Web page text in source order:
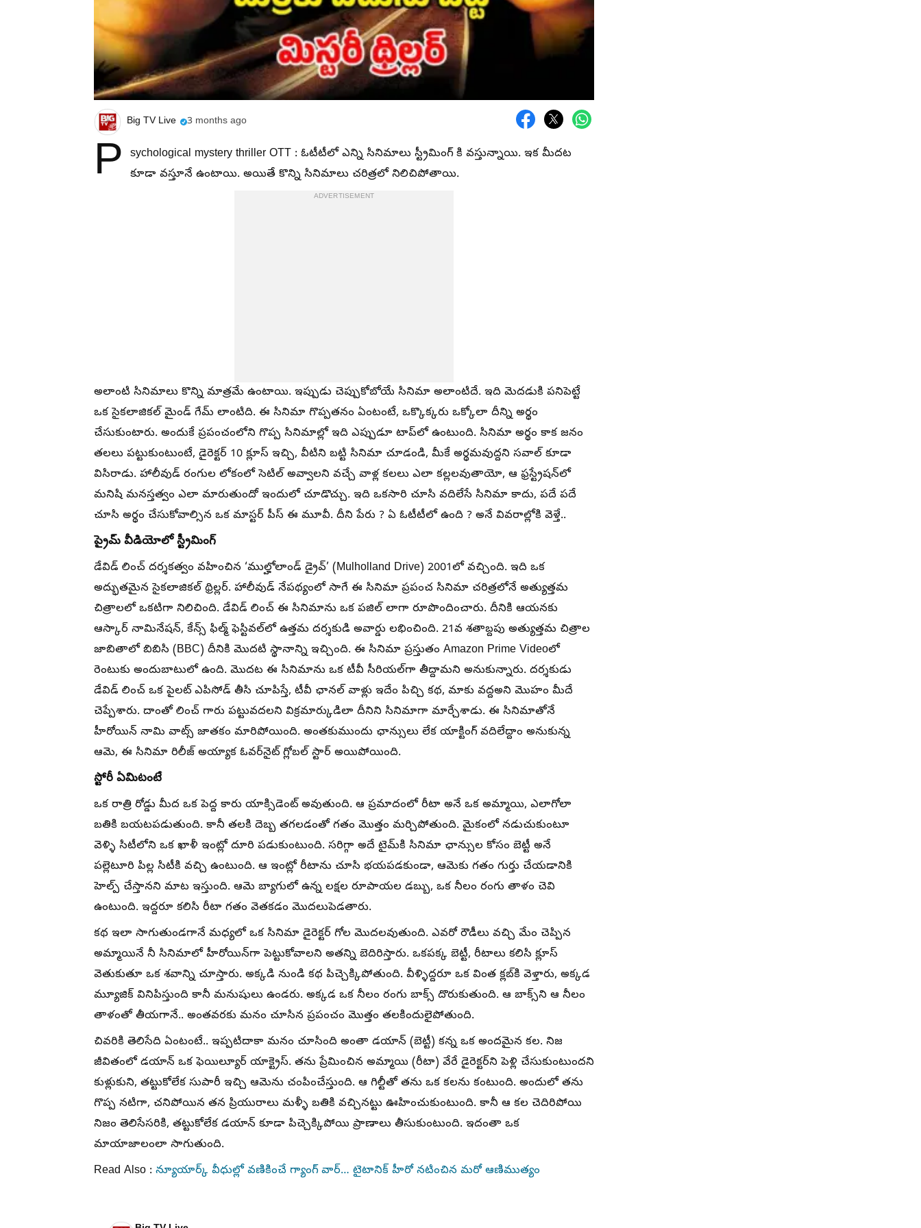
Big TV Live 3 months ago
P sychological mystery thriller OTT : ఓటీటీలో ఎన్ని సినిమాలు స్ట్రీమింగ్ కి వస్తున్నాయి. ఇక మీదట
కూడా వస్తూనే ఉంటాయి. అయితే కొన్ని సినిమాలు చరిత్రలో నిలిచిపోతాయి.
ADVERTISEMENT
అలాంటి సినిమాలు కొన్ని మాత్రమే ఉంటాయి. ఇప్పుడు చెప్పుకోబోయే సినిమా అలాంటిదే. ఇది మెదడుకి పనిపెట్టే
ఒక సైకలాజికల్ మైండ్ గేమ్ లాంటిది. ఈ సినిమా గొప్పతనం ఏంటంటే, ఒక్కొక్కరు ఒక్కోలా దీన్ని అర్థం
చేసుకుంటారు. అందుకే ప్రపంచంలోని గొప్ప సినిమాల్లో ఇది ఎప్పుడూ టాప్‌లో ఉంటుంది. సినిమా అర్థం కాక జనం
తలలు పట్టుకుంటుంటే, డైరెక్టర్ 10 క్లూస్ ఇచ్చి, వీటిని బట్టి సినిమా చూడండి, మీకే అర్థమవుద్దని సవాల్ కూడా
విసిరాడు. హాలీవుడ్ రంగుల లోకంలో సెటిల్ అవ్వాలని వచ్చే వాళ్ల కలలు ఎలా కల్లలవుతాయో, ఆ ఫ్రస్ట్రేషన్‌లో
మనిషి మనస్తత్వం ఎలా మారుతుందో ఇందులో చూడొచ్చు. ఇది ఒకసారి చూసి వదిలేసే సినిమా కాదు, పదే పదే
చూసి అర్థం చేసుకోవాల్సిన ఒక మాస్టర్ పీస్ ఈ మూవీ. దీని పేరు ? ఏ ఓటీటీలో ఉంది ? అనే వివరాల్లోకి వెళ్తే..
ప్రైమ్ వీడియోలో స్ట్రీమింగ్
డేవిడ్ లించ్ దర్శకత్వం వహించిన ‘ముల్హోలాండ్ డ్రైవ్’ (Mulholland Drive) 2001లో వచ్చింది. ఇది ఒక
అద్భుతమైన సైకలాజికల్ థ్రిల్లర్. హాలీవుడ్ నేపథ్యంలో సాగే ఈ సినిమా ప్రపంచ సినిమా చరిత్రలోనే అత్యుత్తమ
చిత్రాలలో ఒకటిగా నిలిచింది. డేవిడ్ లించ్ ఈ సినిమాను ఒక పజిల్ లాగా రూపొందించారు. దీనికి ఆయనకు
ఆస్కార్ నామినేషన్, కేన్స్ ఫిల్మ్ ఫెస్టివల్‌లో ఉత్తమ దర్శకుడి అవార్డు లభించింది. 21వ శతాబ్దపు అత్యుత్తమ చిత్రాల
జాబితాలో బిబిసి (BBC) దీనికి మొదటి స్థానాన్ని ఇచ్చింది. ఈ సినిమా ప్రస్తుతం Amazon Prime Videoలో
రెంటుకు అందుబాటులో ఉంది. మొదట ఈ సినిమాను ఒక టీవీ సీరియల్‌గా తీద్దామని అనుకున్నారు. దర్శకుడు
డేవిడ్ లించ్ ఒక పైలట్ ఎపిసోడ్ తీసి చూపిస్తే, టీవీ ఛానల్ వాళ్లు ఇదేం పిచ్చి కథ, మాకు వద్దఅని మొహం మీదే
చెప్పేశారు. దాంతో లించ్ గారు పట్టువదలని విక్రమార్కుడిలా దీనిని సినిమాగా మార్చేశాడు. ఈ సినిమాతోనే
హీరోయిన్ నామి వాట్స్ జాతకం మారిపోయింది. అంతకుముందు ఛాన్సులు లేక యాక్టింగ్ వదిలేద్దాం అనుకున్న
ఆమె, ఈ సినిమా రిలీజ్ అయ్యాక ఓవర్‌నైట్ గ్లోబల్ స్టార్ అయిపోయింది.
స్టోరీ ఏమిటంటే
ఒక రాత్రి రోడ్డు మీద ఒక పెద్ద కారు యాక్సిడెంట్ అవుతుంది. ఆ ప్రమాదంలో రీటా అనే ఒక అమ్మాయి, ఎలాగోలా
బతికి బయటపడుతుంది. కానీ తలకి దెబ్బ తగలడంతో గతం మొత్తం మర్చిపోతుంది. మైకంలో నడుచుకుంటూ
వెళ్ళి సిటీలోని ఒక ఖాళీ ఇంట్లో దూరి పడుకుంటుంది. సరిగ్గా అదే టైమ్‌కి సినిమా ఛాన్సుల కోసం బెట్టీ అనే
పల్లెటూరి పిల్ల సిటీకి వచ్చి ఉంటుంది. ఆ ఇంట్లో రీటాను చూసి భయపడకుండా, ఆమెకు గతం గుర్తు చేయడానికి
హెల్ప్ చేస్తానని మాట ఇస్తుంది. ఆమె బ్యాగులో ఉన్న లక్షల రూపాయల డబ్బు, ఒక నీలం రంగు తాళం చెవి
ఉంటుంది. ఇద్దరూ కలిసి రీటా గతం వెతకడం మొదలుపెడతారు.
కథ ఇలా సాగుతుండగానే మధ్యలో ఒక సినిమా డైరెక్టర్ గోల మొదలవుతుంది. ఎవరో రౌడీలు వచ్చి మేం చెప్పిన
అమ్మాయినే నీ సినిమాలో హీరోయిన్‌గా పెట్టుకోవాలని అతన్ని బెదిరిస్తారు. ఒకపక్క బెట్టీ, రీటాలు కలిసి క్లూస్
వెతుకుతూ ఒక శవాన్ని చూస్తారు. అక్కడి నుండి కథ పిచ్చెక్కిపోతుంది. వీళ్ళిద్దరూ ఒక వింత క్లబ్‌కి వెళ్తారు, అక్కడ
మ్యూజిక్ వినిపిస్తుంది కానీ మనుషులు ఉండరు. అక్కడ ఒక నీలం రంగు బాక్స్ దొరుకుతుంది. ఆ బాక్స్‌ని ఆ నీలం
తాళంతో తీయగానే.. అంతవరకు మనం చూసిన ప్రపంచం మొత్తం తలకిందులైపోతుంది.
చివరికి తెలిసేది ఏంటంటే.. ఇప్పటిదాకా మనం చూసింది అంతా డయాన్ (బెట్టీ) కన్న ఒక అందమైన కల. నిజ
జీవితంలో డయాన్ ఒక ఫెయిల్యూర్ యాక్ట్రెస్. తను ప్రేమించిన అమ్మాయి (రీటా) వేరే డైరెక్టర్‌ని పెళ్లి చేసుకుంటుందని
కుళ్లుకుని, తట్టుకోలేక సుపారీ ఇచ్చి ఆమెను చంపించేస్తుంది. ఆ గిల్టీతో తను ఒక కలను కంటుంది. అందులో తను
గొప్ప నటిగా, చనిపోయిన తన ప్రియురాలు మళ్ళీ బతికి వచ్చినట్టు ఊహించుకుంటుంది. కానీ ఆ కల చెదిరిపోయి
నిజం తెలిసేసరికి, తట్టుకోలేక డయాన్ కూడా పిచ్చెక్కిపోయి ప్రాణాలు తీసుకుంటుంది. ఇదంతా ఒక
మాయాజాలంలా సాగుతుంది.
Read Also : న్యూయార్క్ వీధుల్లో వణికించే గ్యాంగ్ వార్… టైటానిక్ హీరో నటించిన మరో ఆణిముత్యం